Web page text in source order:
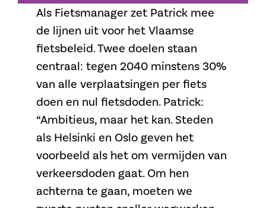
Als Fietsmanager zet Patrick mee
de lijnen uit voor het Vlaamse
fietsbeleid. Twee doelen staan
centraal: tegen 2040 minstens 30%
van alle verplaatsingen per fiets
doen en nul fietsdoden. Patrick:
“Ambitieus, maar het kan. Steden
als Helsinki en Oslo geven het
voorbeeld als het om vermijden van
verkeersdoden gaat. Om hen
achterna te gaan, moeten we